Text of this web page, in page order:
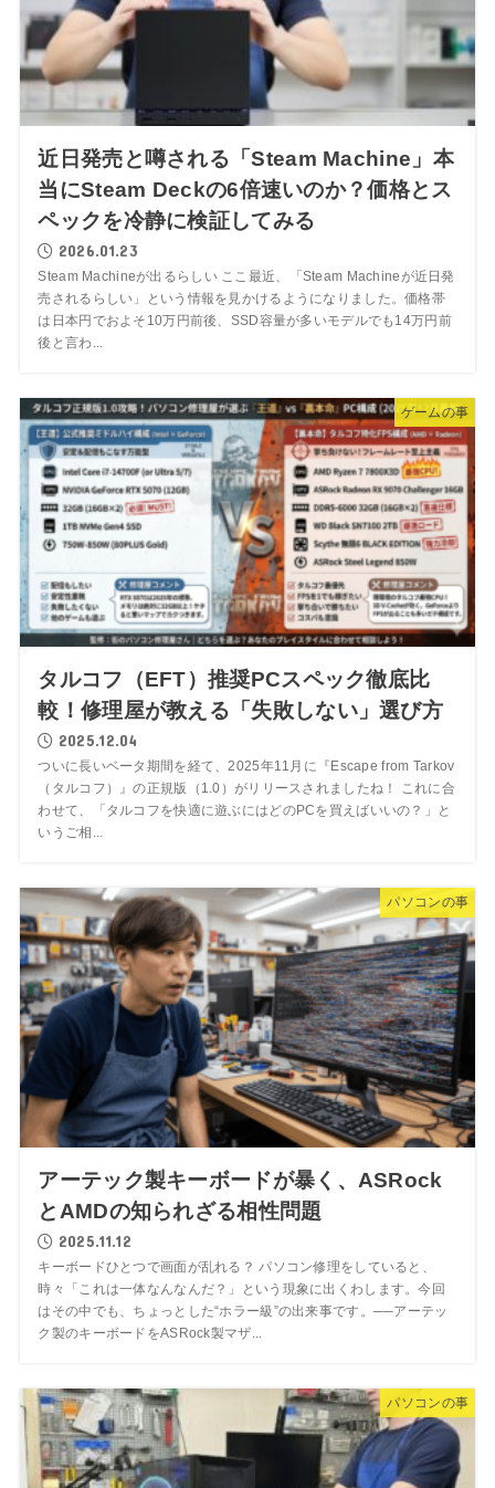
近日発売と噂される「Steam Machine」本
当にSteam Deckの6倍速いのか？価格とス
ペックを冷静に検証してみる
2026.01.23
Steam Machineが出るらしい ここ最近、「Steam Machineが近日発
売されるらしい」という情報を見かけるようになりました。価格帯
は日本円でおよそ10万円前後、SSD容量が多いモデルでも14万円前
後と言わ...
ゲームの事
タルコフ（EFT）推奨PCスペック徹底比
較！修理屋が教える「失敗しない」選び方
2025.12.04
ついに長いベータ期間を経て、2025年11月に『Escape from Tarkov
（タルコフ）』の正規版（1.0）がリリースされましたね！ これに合
わせて、「タルコフを快適に遊ぶにはどのPCを買えばいいの？」と
いうご相...
パソコンの事
アーテック製キーボードが暴く、ASRock
とAMDの知られざる相性問題
2025.11.12
キーボードひとつで画面が乱れる？ パソコン修理をしていると、
時々「これは一体なんなんだ？」という現象に出くわします。今回
はその中でも、ちょっとした“ホラー級”の出来事です。──アーテッ
ク製のキーボードをASRock製マザ...
パソコンの事